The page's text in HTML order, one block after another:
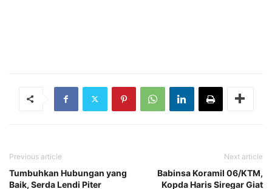
Previous article
Tumbuhkan Hubungan yang
Baik, Serda Lendi Piter
Next article
Babinsa Koramil 06/KTM,
Kopda Haris Siregar Giat